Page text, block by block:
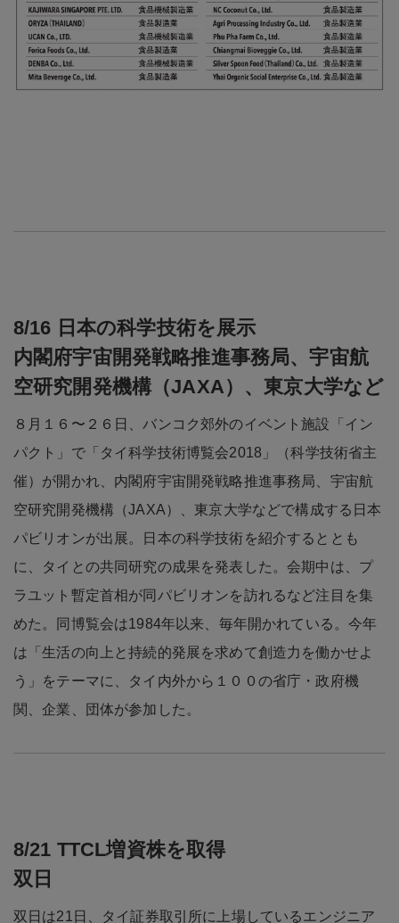
8/16 日本の科学技術を展示
内閣府宇宙開発戦略推進事務局、宇宙航
空研究開発機構（JAXA）、東京大学など
８月１６〜２６日、バンコク郊外のイベント施設「イン
パクト」で「タイ科学技術博覧会2018」（科学技術省主
催）が開かれ、内閣府宇宙開発戦略推進事務局、宇宙航
空研究開発機構（JAXA）、東京大学などで構成する日本
パビリオンが出展。日本の科学技術を紹介するととも
に、タイとの共同研究の成果を発表した。会期中は、プ
ラユット暫定首相が同パビリオンを訪れるなど注目を集
めた。同博覧会は1984年以来、毎年開かれている。今年
は「生活の向上と持続的発展を求めて創造力を働かせよ
う」をテーマに、タイ内外から１００の省庁・政府機
関、企業、団体が参加した。
8/21 TTCL増資株を取得
双日
双日は21日、タイ証券取引所に上場しているエンジニア